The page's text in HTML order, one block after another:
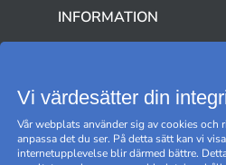
INFORMATION
Vi värdesätter din
Vår webplats använder sig av cookies och
anpassa det du ser. På detta sätt kan vi
internetupplevelse blir därmed bättre.